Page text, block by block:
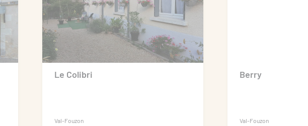
Le Colibri
Val-Fouzon
Berry
Val-Fouzon